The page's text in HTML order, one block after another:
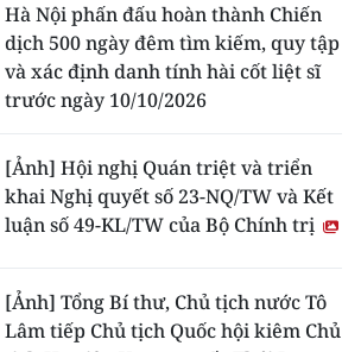
Hà Nội phấn đấu hoàn thành Chiến
dịch 500 ngày đêm tìm kiếm, quy tập
và xác định danh tính hài cốt liệt sĩ
trước ngày 10/10/2026
[Ảnh] Hội nghị Quán triệt và triển
khai Nghị quyết số 23-NQ/TW và Kết
luận số 49-KL/TW của Bộ Chính trị
[Ảnh] Tổng Bí thư, Chủ tịch nước Tô
Lâm tiếp Chủ tịch Quốc hội kiêm Chủ